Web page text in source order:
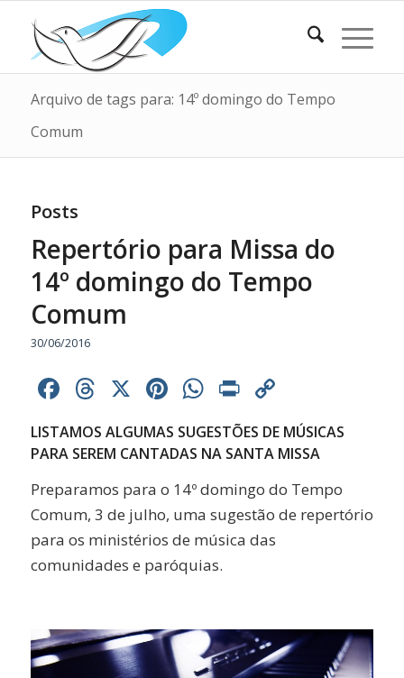
Arquivo de tags para: 14º domingo do Tempo
Comum
Posts
Repertório para Missa do
14º domingo do Tempo
Comum
30/06/2016
Facebook
Threads
X Pinterest
WhatsApp
Print
Link
LISTAMOS ALGUMAS SUGESTÕES DE MÚSICAS
PARA SEREM CANTADAS NA SANTA MISSA
Preparamos para o 14º domingo do Tempo
Comum, 3 de julho, uma sugestão de repertório
para os ministérios de música das
comunidades e paróquias.